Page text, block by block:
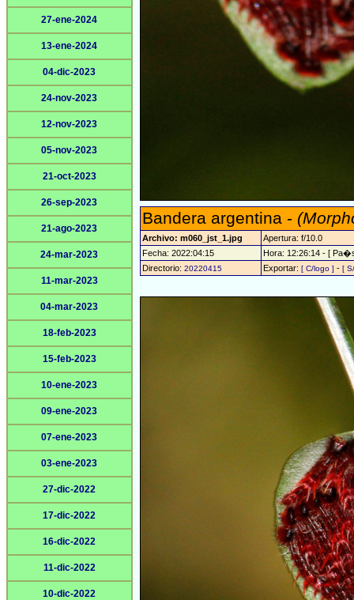
27-ene-2024
13-ene-2024
04-dic-2023
24-nov-2023
12-nov-2023
05-nov-2023
21-oct-2023
26-sep-2023
21-ago-2023
24-mar-2023
11-mar-2023
04-mar-2023
18-feb-2023
15-feb-2023
10-ene-2023
09-ene-2023
07-ene-2023
03-ene-2023
27-dic-2022
17-dic-2022
16-dic-2022
11-dic-2022
10-dic-2022
Bandera argentina -
Archivo: m060_jst_1.jpg
Apertura: f/10.0
Fecha: 2022:04:15
Hora: 12:26:14 - [
Directorio: 20220415 Exportar: [ C/logo ] - [